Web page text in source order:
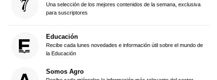
Una selección de los mejores contenidos de la semana, exclusiva
para suscriptores
Educación
Recibe cada lunes novedades e información útil sobre el mundo de
la Educación
Somos Agro